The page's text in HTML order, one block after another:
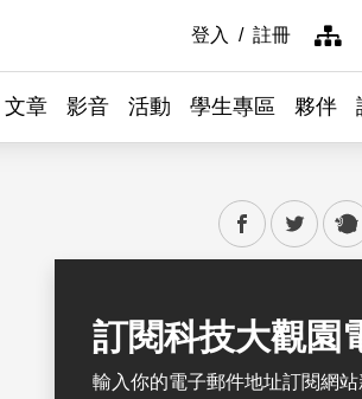
登入 註冊
文章 影音 活動 學生專區 夥伴
facebooktwitter plurk
籤
訂閱科技大觀園
輸入你的電子郵件地址訂閱網